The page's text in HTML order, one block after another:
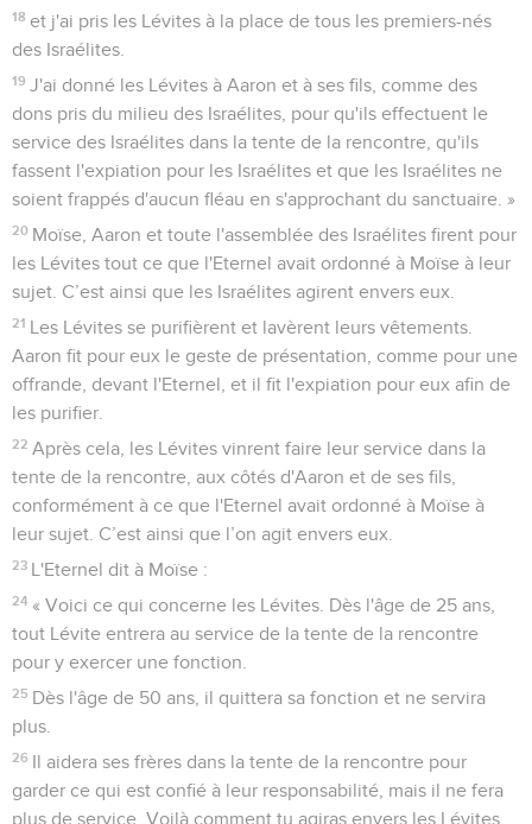
18 et j'ai pris les Lévites à la place de tous les premiers-nés
des Israélites.
19 J'ai donné les Lévites à Aaron et à ses fils, comme des
dons pris du milieu des Israélites, pour qu'ils effectuent le
service des Israélites dans la tente de la rencontre, qu'ils
fassent l'expiation pour les Israélites et que les Israélites ne
soient frappés d'aucun fléau en s'approchant du sanctuaire. »
20 Moïse, Aaron et toute l'assemblée des Israélites firent pour
les Lévites tout ce que l'Eternel avait ordonné à Moïse à leur
sujet. C’est ainsi que les Israélites agirent envers eux.
21 Les Lévites se purifièrent et lavèrent leurs vêtements.
Aaron fit pour eux le geste de présentation, comme pour une
offrande, devant l'Eternel, et il fit l'expiation pour eux afin de
les purifier.
22 Après cela, les Lévites vinrent faire leur service dans la
tente de la rencontre, aux côtés d'Aaron et de ses fils,
conformément à ce que l'Eternel avait ordonné à Moïse à
leur sujet. C’est ainsi que l’on agit envers eux.
23 L'Eternel dit à Moïse :
24 « Voici ce qui concerne les Lévites. Dès l'âge de 25 ans,
tout Lévite entrera au service de la tente de la rencontre
pour y exercer une fonction.
25 Dès l'âge de 50 ans, il quittera sa fonction et ne servira
plus.
26 Il aidera ses frères dans la tente de la rencontre pour
garder ce qui est confié à leur responsabilité, mais il ne fera
plus de service. Voilà comment tu agiras envers les Lévites